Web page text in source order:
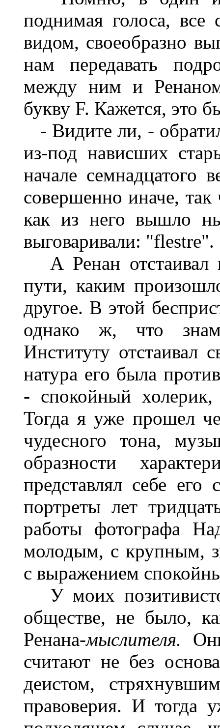
поднимая голоса,
видом, своеобразно
нам передавать
между ним и
букву F. Кажется, это
- Видите ли, -
из-под нависших
начале семнадцатого
совершенно иначе, так
как из него вышло
выговаривали: "flestre".
А Ренан отстаивал
пути, каким
другое. В этой
однако ж, что
Институту отстаивал
натура его была
- спокойный
Тогда я уже прошел
чудесного тона,
образности
представлял себе
портреты лет
работы фотографа
молодым, с крупным,
с выражением
У моих
обществе, не было,
Ренана-мыслителя.
считают не без
деистом,
правоверия. И тогда